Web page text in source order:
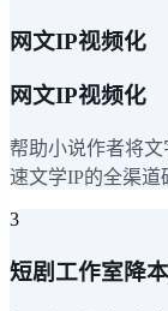
网文IP视频化
网文IP视频化
帮助小说作者将
速文学IP的全渠道
3
短剧工作室降